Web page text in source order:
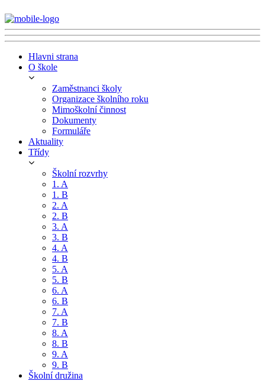
Hlavni strana
O škole
Zaměstnanci školy
Organizace školního roku
Mimoškolní činnost
Dokumenty
Formuláře
Aktuality
Třídy
Školní rozvrhy
1. A
1. B
2. A
2. B
3. A
3. B
4. A
4. B
5. A
5. B
6. A
6. B
7. A
7. B
8. A
8. B
9. A
9. B
Školní družina